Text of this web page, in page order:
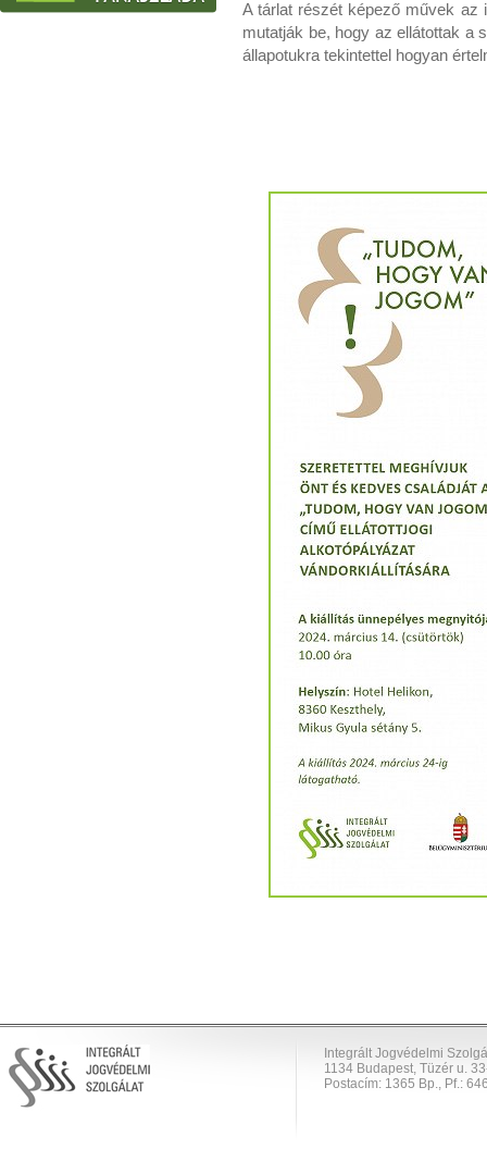
A tárlat részét képező művek az
mutatják be, hogy az ellátottak a
állapotukra tekintettel hogyan
Integrált Jogvédelmi
1134 Budapest, Tüzér u.
Postacím: 1365 Bp., Pf.: